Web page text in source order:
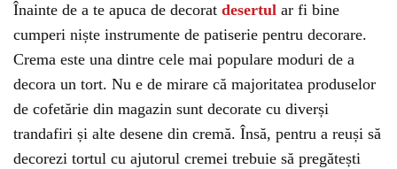
Înainte de a te apuca de decorat desertul ar fi bine
cumperi niște instrumente de patiserie pentru decorare.
Crema este una dintre cele mai populare moduri de a
decora un tort. Nu e de mirare că majoritatea produselor
de cofetărie din magazin sunt decorate cu diverși
trandafiri și alte desene din cremă. Însă, pentru a reuși să
decorezi tortul cu ajutorul cremei trebuie să pregătești